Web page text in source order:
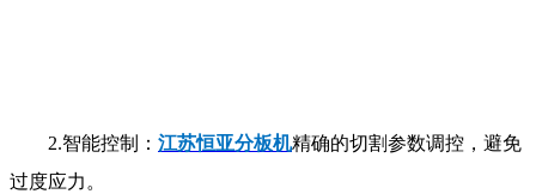
2.智能控制： 江苏恒亚分板机精确的切割参数调控，避免
过度应力。